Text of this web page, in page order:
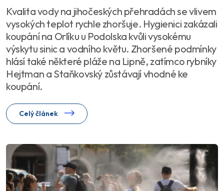
Kvalita vody na jihočeských přehradách se vlivem
vysokých teplot rychle zhoršuje. Hygienici zakázali
koupání na Orlíku u Podolska kvůli vysokému
výskytu sinic a vodního květu. Zhoršené podmínky
hlásí také některé pláže na Lipně, zatímco rybníky
Hejtman a Staňkovský zůstávají vhodné ke
koupání.
Celý článek